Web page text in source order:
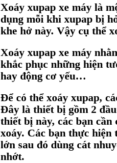
Xoáy xupap xe máy là
dụng mỗi khi xupap bị
khe hở này. Vậy cụ thể
Xoáy xupap xe máy
khắc phục những hiện
hay động cơ yếu…
Để có thể xoáy xupap,
Đây là thiết bị gồm 2
thiết bị này, các bạn
xoáy. Các bạn thực
lớn sau đó dùng cát
nhớt.